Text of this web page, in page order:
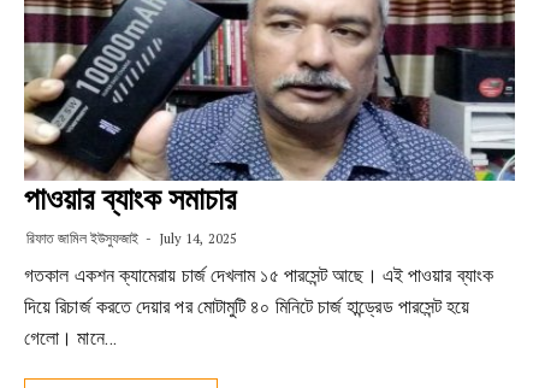
পাওয়ার ব্যাংক সমাচার
রিফাত জামিল ইউসুফজাই July 14, 2025
গতকাল একশন ক্যামেরায় চার্জ দেখলাম ১৫ পারসেন্ট আছে। এই পাওয়ার ব্যাংক
দিয়ে রিচার্জ করতে দেয়ার পর মোটামুটি ৪০ মিনিটে চার্জ হান্ড্রেড পারসেন্ট হয়ে
গেলো। মানে…